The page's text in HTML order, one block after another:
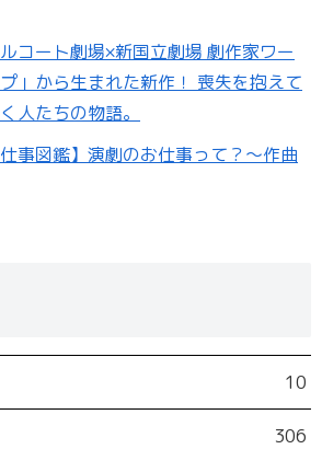
ルコート劇場×新国立劇場 劇作家ワー
」から生まれた新作！ 喪失を抱えて
人たちの物語。
仕事図鑑】演劇のお仕事って？〜作曲
10
306